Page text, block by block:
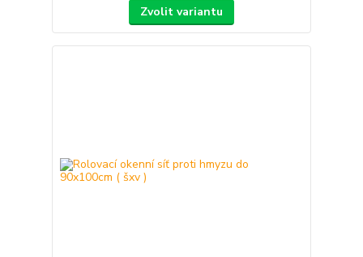
Zvolit variantu